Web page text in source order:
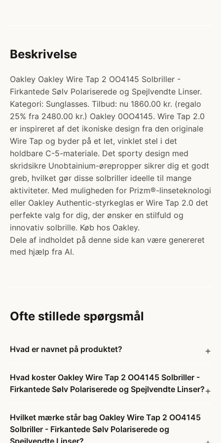
Beskrivelse
Oakley Oakley Wire Tap 2 OO4145 Solbriller -
Firkantede Sølv Polariserede og Spejlvendte Linser.
Kategori: Sunglasses. Tilbud: nu 1860.00 kr. (regalo
25% fra 2480.00 kr.) Oakley 0OO4145. Wire Tap 2.0
er inspireret af det ikoniske design fra den originale
Wire Tap og byder på et let, vinklet stel i det
holdbare C-5-materiale. Det sporty design med
skridsikre Unobtainium-ørepropper sikrer dig et godt
greb, hvilket gør disse solbriller ideelle til mange
aktiviteter. Med muligheden for Prizm®-linseteknologi
eller Oakley Authentic-styrkeglas er Wire Tap 2.0 det
perfekte valg for dig, der ønsker en stilfuld og
innovativ solbrille. Køb hos Oakley.
Dele af indholdet på denne side kan være genereret
med hjælp fra AI.
Ofte stillede spørgsmål
Hvad er navnet på produktet?
Hvad koster Oakley Wire Tap 2 OO4145 Solbriller -
Firkantede Sølv Polariserede og Spejlvendte Linser?
Hvilket mærke står bag Oakley Wire Tap 2 OO4145
Solbriller - Firkantede Sølv Polariserede og
Spejlvendte Linser?